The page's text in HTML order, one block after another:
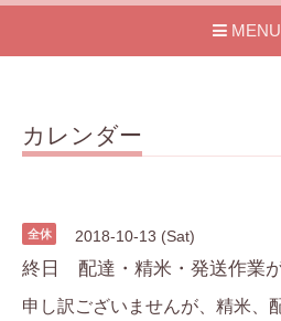
MENU
カレンダー
全休 2018-10-13 (Sat)
終日 配達・精米・発送作業
申し訳ございませんが、精米、